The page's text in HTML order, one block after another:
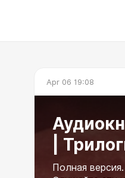
Apr 06 19:08
|
Полная